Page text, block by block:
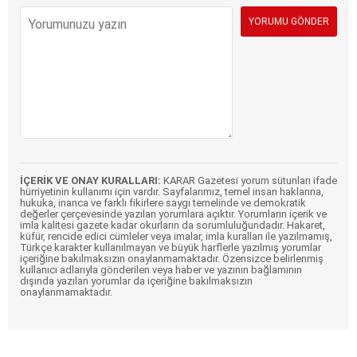
İÇERİK VE ONAY KURALLARI: KARAR Gazetesi yorum sütunları ifade
hürriyetinin kullanımı için vardır. Sayfalarımız, temel insan haklarına,
hukuka, inanca ve farklı fikirlere saygı temelinde ve demokratik
değerler çerçevesinde yazılan yorumlara açıktır. Yorumların içerik ve
imla kalitesi gazete kadar okurların da sorumluluğundadır. Hakaret,
küfür, rencide edici cümleler veya imalar, imla kuralları ile yazılmamış,
Türkçe karakter kullanılmayan ve büyük harflerle yazılmış yorumlar
içeriğine bakılmaksızın onaylanmamaktadır. Özensizce belirlenmiş
kullanıcı adlarıyla gönderilen veya haber ve yazının bağlamının
dışında yazılan yorumlar da içeriğine bakılmaksızın
onaylanmamaktadır.